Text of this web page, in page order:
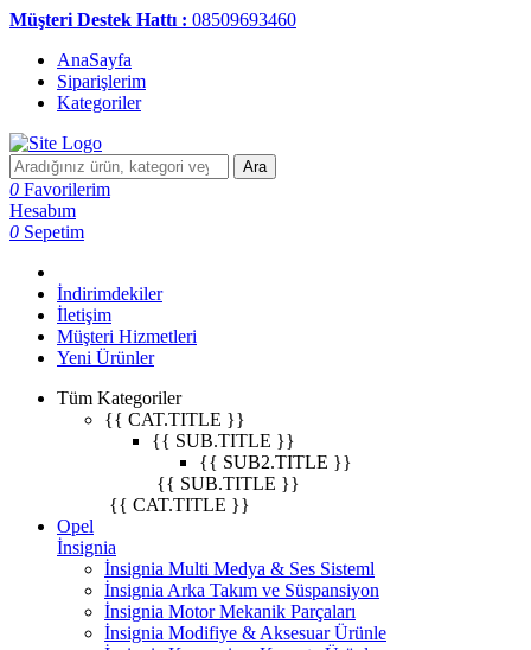
Müşteri Destek Hattı : 08509693460
AnaSayfa
Siparişlerim
Kategoriler
Ara
0 Favorilerim
Hesabım
0 Sepetim
İndirimdekiler
İletişim
Müşteri Hizmetleri
Yeni Ürünler
Tüm Kategoriler
{{ CAT.TITLE }}
{{ SUB.TITLE }}
{{ SUB2.TITLE }}
{{ SUB.TITLE }}
{{ CAT.TITLE }}
Opel
İnsignia
İnsignia Multi Medya & Ses Sisteml
İnsignia Arka Takım ve Süspansiyon
İnsignia Motor Mekanik Parçaları
İnsignia Modifiye & Aksesuar Ürünle